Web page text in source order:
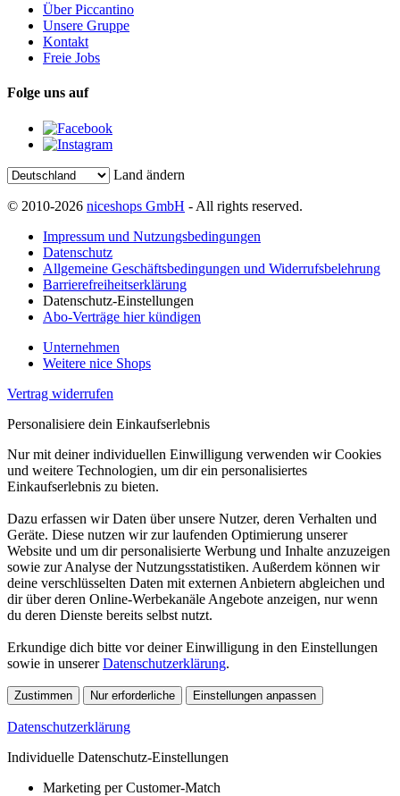
Über Piccantino
Unsere Gruppe
Kontakt
Freie Jobs
Folge uns auf
Land ändern
© 2010-2026 niceshops GmbH - All rights reserved.
Impressum und Nutzungsbedingungen
Datenschutz
Allgemeine Geschäftsbedingungen und Widerrufsbelehrung
Barrierefreiheitserklärung
Datenschutz-Einstellungen
Abo-Verträge hier kündigen
Unternehmen
Weitere nice Shops
Vertrag widerrufen
Personalisiere dein Einkaufserlebnis
Nur mit deiner individuellen Einwilligung verwenden wir Cookies
und weitere Technologien, um dir ein personalisiertes
Einkaufserlebnis zu bieten.
Dazu erfassen wir Daten über unsere Nutzer, deren Verhalten und
Geräte. Diese nutzen wir zur laufenden Optimierung unserer
Website und um dir personalisierte Werbung und Inhalte anzuzeigen
sowie zur Analyse der Nutzungsstatistiken. Außerdem können wir
deine verschlüsselten Daten mit externen Anbietern abgleichen und
dir über deren Online-Werbekanäle Angebote anzeigen, nur wenn
du deren Dienste bereits selbst nutzt.
Erkundige dich bitte vor deiner Einwilligung in den Einstellungen
sowie in unsererDatenschutzerklärung.
Zustimmen Nur erforderliche Einstellungen anpassen
Datenschutzerklärung
Individuelle Datenschutz-Einstellungen
Marketing per Customer-Match